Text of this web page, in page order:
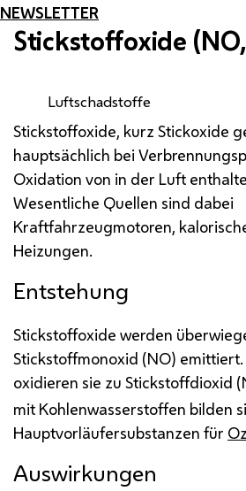
NEWSLETTER
Stickstoffoxide (NO,
Luftschadstoffe
Stickstoffoxide, kurz Stickoxide
hauptsächlich bei
Oxidation von in der Luft
Wesentliche Quellen sind dabei
Kraftfahrzeugmotoren,
Heizungen.
Entstehung
Stickstoffoxide werden
Stickstoffmonoxid (NO)
oxidieren sie zu Stickstoffdioxid
mit Kohlenwasserstoffen bilden
Hauptvorläufersubstanzen für
Auswirkungen